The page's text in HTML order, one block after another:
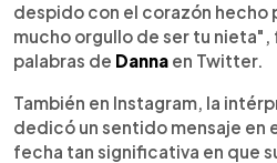
despido con el corazón hecho
mucho orgullo de ser tu nieta",
palabras de Danna en Twitter.
También en Instagram, la
dedicó un sentido mensaje en
fecha tan significativa en que